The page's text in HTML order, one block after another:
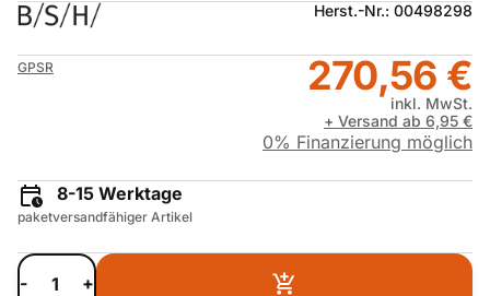
Herst.-Nr.: 00498298
GPSR 270,56 €
inkl. MwSt.
+ Versand ab 6,95 €
0% Finanzierung möglich
8-15 Werktage
paketversandfähiger Artikel
- +